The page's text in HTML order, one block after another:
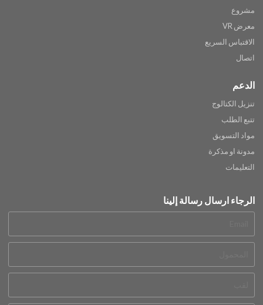
مشروع
معرض VR
الاقتباس السريع
اتصال
الدعم
تنزيل الكتالوج
تتبع الطلب
مواد التسويق
مدونة او مذكرة
التعليمات
الرجاء ارسال رسالة إلينا